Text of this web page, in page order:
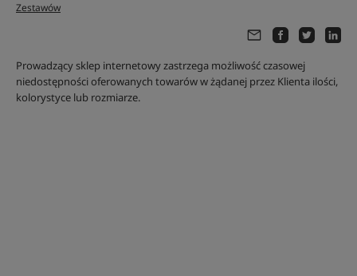
Zestawów
Prowadzący sklep internetowy zastrzega możliwość czasowej
niedostępności oferowanych towarów w żądanej przez Klienta ilości,
kolorystyce lub rozmiarze.